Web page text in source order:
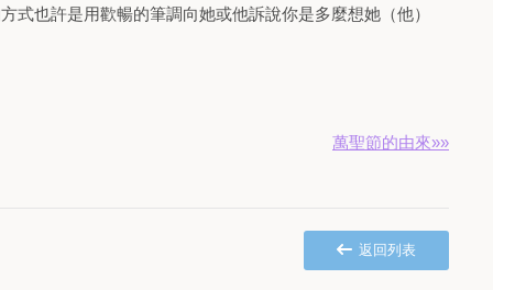
式也許是用歡暢的筆調向她或他訴說你是多麼想她（他）
萬聖節的由來»»
返回列表